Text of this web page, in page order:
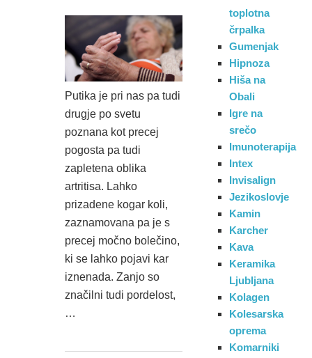
Putika je pri nas pa tudi
drugje po svetu
poznana kot precej
pogosta pa tudi
zapletena oblika
artritisa. Lahko
prizadene kogar koli,
zaznamovana pa je s
precej močno bolečino,
ki se lahko pojavi kar
iznenada. Zanjo so
značilni tudi pordelost,
…
toplotna
črpalka
Gumenjak
Hipnoza
Hiša na
Obali
Igre na
srečo
Imunoterapija
Intex
Invisalign
Jezikoslovje
Kamin
Karcher
Kava
Keramika
Ljubljana
Kolagen
Kolesarska
oprema
Komarniki